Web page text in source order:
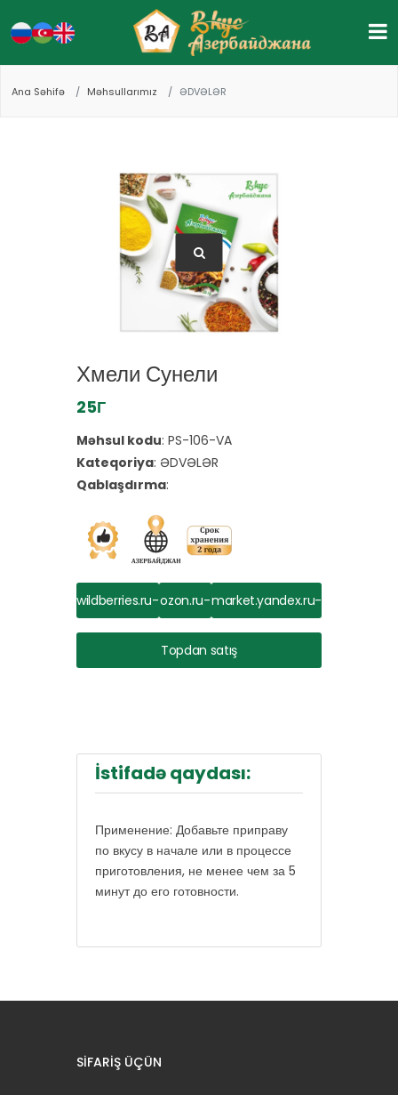
Ana Səhifə Məhsullarımız ƏDVƏLƏR
Хмели Сунели
25Г
Məhsul kodu: PS-106-VA
Kateqoriya: ƏDVƏLƏR
Qablaşdırma:
wildberries.ru-
dən al
ozon.ru-
dən al
market.yandex.ru-
dən al
Topdan satış
İstifadə qaydası:
Применение: Добавьте приправу
по вкусу в начале или в процессе
приготовления, не менее чем за 5
минут до его готовности.
SIFARIŞ ÜÇÜN